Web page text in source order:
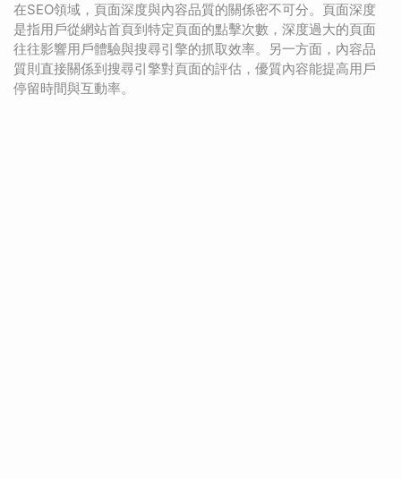
在SEO領域，頁面深度與內容品質的關係密不可分。頁面深度
是指用戶從網站首頁到特定頁面的點擊次數，深度過大的頁面
往往影響用戶體驗與搜尋引擎的抓取效率。另一方面，內容品
質則直接關係到搜尋引擎對頁面的評估，優質內容能提高用戶
停留時間與互動率。